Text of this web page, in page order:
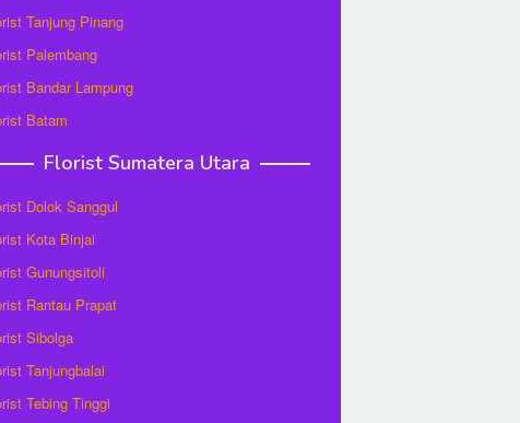
Tanjung Pinang
Palembang
Bandar Lampung
Batam
Florist Sumatera Utara
Dolok Sanggul
Kota Binjai
Gunungsitoli
Rantau Prapat
Sibolga
Tanjungbalai
Tebing Tinggi